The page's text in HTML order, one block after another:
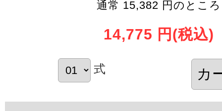
通常 15,382 円のところ
14,775 円 (税込)
式